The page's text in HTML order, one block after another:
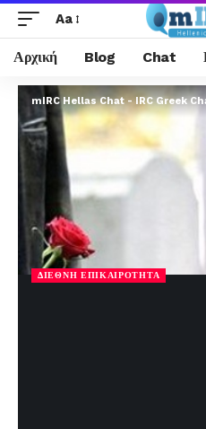
Aa
Αρχική Blog Chat
ΔΙΕΘΝΉ ΕΠΙΚΑΙΡΌΤΗΤΑ